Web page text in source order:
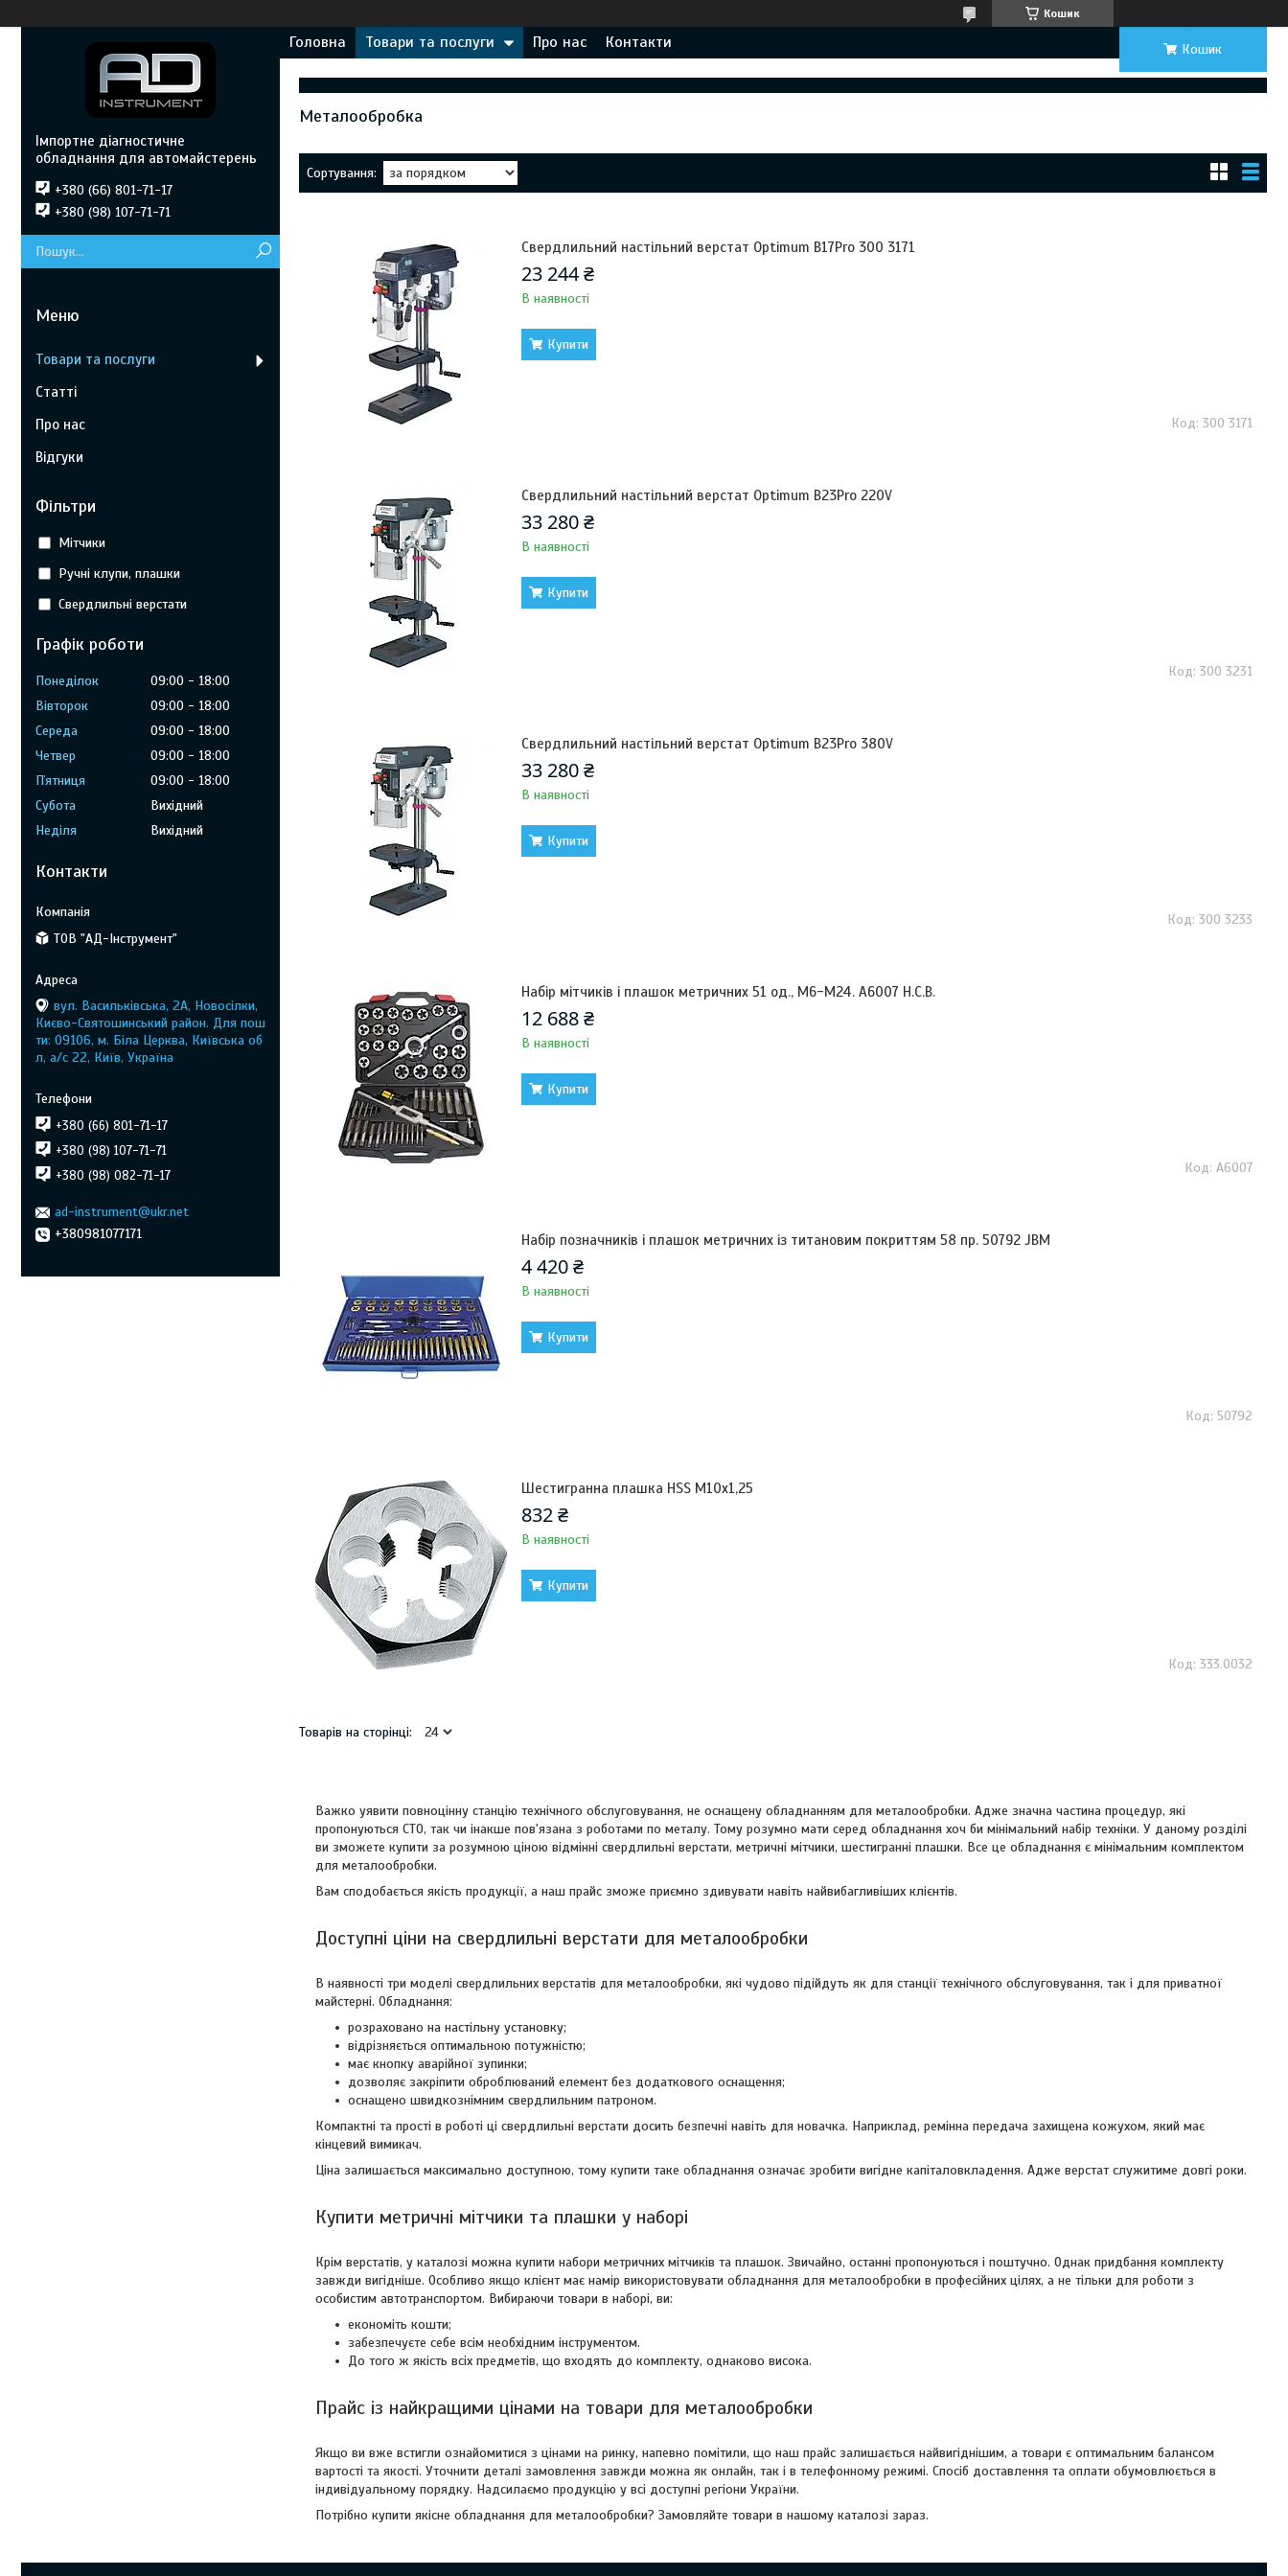
Кошик
Головна Товари та послуги Про нас Контакти Кошик
Металообробка
Свердлильний настільний верстат Optimum B17Pro 300 3171
23 244 ₴
В наявності
Купити
300 3171
Свердлильний настільний верстат Optimum B23Pro 220V
33 280 ₴
В наявності
Купити
300 3231
Свердлильний настільний верстат Optimum B23Pro 380V
33 280 ₴
В наявності
Купити
300 3233
Набір мітчиків і плашок метричних 51 од., M6-M24. A6007 H.C.B.
12 688 ₴
В наявності
Купити
A6007
Набір позначників і плашок метричних із титановим покриттям 58 пр. 50792 JBM
4 420 ₴
В наявності
Купити
50792
Шестигранна плашка HSS M10x1,25
832 ₴
В наявності
Купити
333.0032
Важко уявити повноцінну станцію технічного обслуговування, не оснащену обладнанням для металообробки. Адже значна частина процедур, які
пропонуються СТО, так чи інакше пов'язана з роботами по металу. Тому розумно мати серед обладнання хоч би мінімальний набір техніки. У даному розділі
ви зможете купити за розумною ціною відмінні свердлильні верстати, метричні мітчики, шестигранні плашки. Все це обладнання є мінімальним комплектом
для металообробки.
Вам сподобається якість продукції, а наш прайс зможе приємно здивувати навіть найвибагливіших клієнтів.
Доступні ціни на свердлильні верстати для металообробки
В наявності три моделі свердлильних верстатів для металообробки, які чудово підійдуть як для станції технічного обслуговування, так і для приватної
майстерні. Обладнання:
розраховано на настільну установку;
відрізняється оптимальною потужністю;
має кнопку аварійної зупинки;
дозволяє закріпити оброблюваний елемент без додаткового оснащення;
оснащено швидкознімним свердлильним патроном.
Компактні та прості в роботі ці свердлильні верстати досить безпечні навіть для новачка. Наприклад, ремінна передача захищена кожухом, який має
кінцевий вимикач.
Ціна залишається максимально доступною, тому купити таке обладнання означає зробити вигідне капіталовкладення. Адже верстат служитиме довгі роки.
Купити метричні мітчики та плашки у наборі
Крім верстатів, у каталозі можна купити набори метричних мітчиків та плашок. Звичайно, останні пропонуються і поштучно. Однак придбання комплекту
завжди вигідніше. Особливо якщо клієнт має намір використовувати обладнання для металообробки в професійних цілях, а не тільки для роботи з
особистим автотранспортом. Вибираючи товари в наборі, ви:
економіть кошти;
забезпечуєте себе всім необхідним інструментом.
До того ж якість всіх предметів, що входять до комплекту, однаково висока.
Прайс із найкращими цінами на товари для металообробки
Якщо ви вже встигли ознайомитися з цінами на ринку, напевно помітили, що наш прайс залишається найвигіднішим, а товари є оптимальним балансом
вартості та якості. Уточнити деталі замовлення завжди можна як онлайн, так і в телефонному режимі. Спосіб доставлення та оплати обумовлюється в
індивідуальному порядку. Надсилаємо продукцію у всі доступні регіони України.
Потрібно купити якісне обладнання для металообробки? Замовляйте товари в нашому каталозі зараз.
Імпортне діагностичне
обладнання для автомайстерень
+380 (66) 801-71-17
+380 (98) 107-71-71
Товари та послуги
Статті
Про нас
Відгуки
Фільтри
Мітчики
Ручні клупи, плашки
Свердлильні верстати
Графік роботи
Понеділок 09:00
18:00
Вівторок
09:00
18:00
Середа
09:00
18:00
Четвер
09:00
18:00
Пʼятниця
09:00
18:00
Субота
Вихідний
Неділя
Вихідний
Контакти
ТОВ "АД-Інструмент"
вул. Васильківська, 2А, Новосілки,
Києво-Святошинський район. Для пош
ти: 09106, м. Біла Церква, Київська об
л, а/с 22, Київ, Україна
+380 (66) 801-71-17
+380 (98) 107-71-71
+380 (98) 082-71-17
ad-instrument@ukr.net
+380981077171